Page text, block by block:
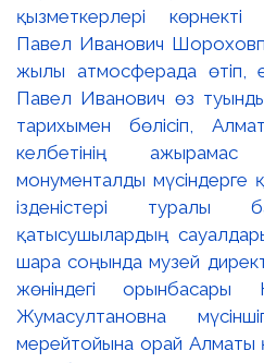
қызметкерлері көрнекті
Павел Иванович
жылы атмосферада өтіп,
Павел Иванович өз
тарихымен бөлісіп,
келбетінің ажырамас
монументалды
ізденістері туралы
қатысушылардың
шара соңында музей
жөніндегі орынбасары
Жумасултановна
мерейтойына орай Алматы